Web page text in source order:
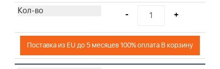
- +
Поставка из EU до 5 месяцев 100% оплата В корзину